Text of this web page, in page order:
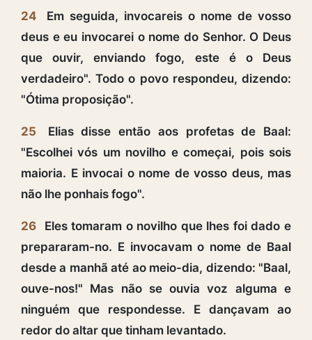
24
Em seguida, invocareis o nome de vosso
deus e eu invocarei o nome do Senhor. O Deus
que ouvir, enviando fogo, este é o Deus
verdadeiro". Todo o povo respondeu, dizendo:
"Ótima proposição".
25
Elias disse então aos profetas de Baal:
"Escolhei vós um novilho e começai, pois sois
maioria. E invocai o nome de vosso deus, mas
não lhe ponhais fogo".
26
Eles tomaram o novilho que lhes foi dado e
prepararam-no. E invocavam o nome de Baal
desde a manhã até ao meio-dia, dizendo: "Baal,
ouve-nos!" Mas não se ouvia voz alguma e
ninguém que respondesse. E dançavam ao
redor do altar que tinham levantado.